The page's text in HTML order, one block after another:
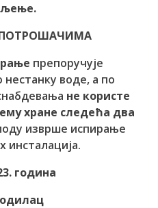
препоручује
воде, а по
не користе
хране следећа два
изврше испирање
инсталација.
година